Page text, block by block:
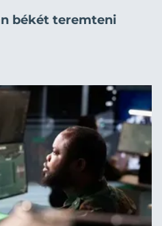
békét teremteni